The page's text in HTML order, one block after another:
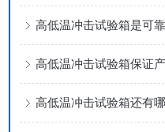
高低温冲击试验箱是可
高低温冲击试验箱保证
高低温冲击试验箱还有